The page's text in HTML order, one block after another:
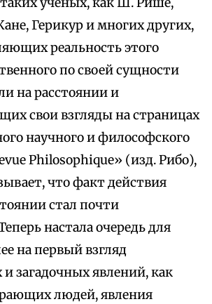
Герикур и многих других,
реальность этого
по своей сущности
на расстоянии и
свои взгляды на страницах
научного и философского
Philosophique» (изд. Рибо),
что факт действия
стал почти
настала очередь для
на первый взгляд
загадочных явлений, как
людей, явления